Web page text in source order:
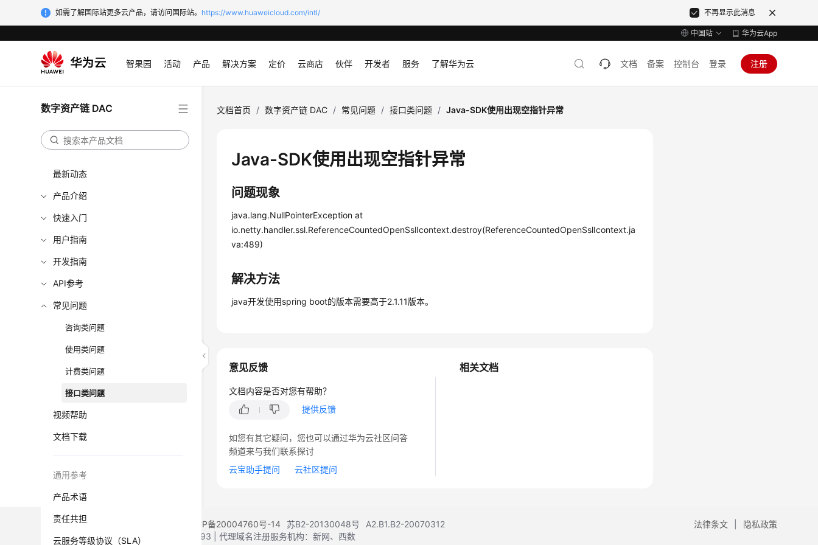
如需了解国际站更多云产品，请访问国际站。 https://www.huaweicloud.com/intl/ 不再显示此消息
中国站 华为云App
智果园 活动 产品 解决方案 定价 云商店 伙伴 开发者 服务 了解华为云 文档 备案 控制台 登录 注册
数字资产链 DAC
最新动态
产品介绍
快速入门
用户指南
开发指南
API参考
常见问题
咨询类问题
使用类问题
计费类问题
接口类问题
视频帮助
文档下载
通用参考
产品术语
责任共担
云服务等级协议（SLA）
文档首页 / 数字资产链 DAC / 常见问题 / 接口类问题 / Java-SDK使用出现空指针异常
Java-SDK使用出现空指针异常
问题现象
java.lang.NullPointerException at
io.netty.handler.ssl.ReferenceCountedOpenSslIcontext.destroy(ReferenceCountedOpenSslIcontext.ja
va:489)
解决方法
java开发使用spring boot的版本需要高于2.1.11版本。
相关文档
意见反馈
文档内容是否对您有帮助？
提供反馈
如您有其它疑问，您也可以通过华为云社区问答
频道来与我们联系探讨
云宝助手提问
云社区提问
法律条文 隐私政策
©2026 Huaweicloud.com 版权所有 黔ICP备20004760号-14 苏B2-20130048号
A2.B1.B2-20070312
增值电信业务经营许可证：B1.B2-20200593 | 代理域名注册服务机构：新网、西数